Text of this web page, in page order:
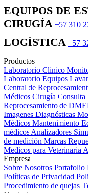
EQUIPOS DE
CIRUGÍA +57 310
LOGÍSTICA +57
Productos
Laboratorio Clinico
Laboratorio Equipos
Central de
Médicos Cirugía Consulta
Reprocesamiento de
Imagenes Diagnósticas
Médicos Mantenimiento
médicos Analizadores
de medición Marcas
Medicos para Veterinaria
Empresa
Sobre Nosotros Portafolio
Políticas de Privacidad
Procedimiento de quejas